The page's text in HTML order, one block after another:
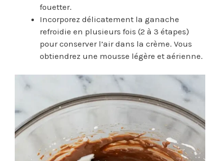
fouetter.
Incorporez délicatement la ganache
refroidie en plusieurs fois (2 à 3 étapes)
pour conserver l’air dans la crème. Vous
obtiendrez une mousse légère et aérienne.